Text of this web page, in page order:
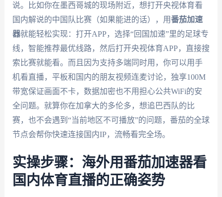
说。比如你在墨西哥城的现场附近，想打开央视体育看
国内解说的中国队比赛（如果能进的话），用番茄加速
器就能轻松实现：打开APP，选择“回国加速”里的足球专
线，智能推荐最优线路，然后打开央视体育APP，直接搜
索比赛就能看。而且因为支持多端同时用，你可以用手
机看直播，平板和国内的朋友视频连麦讨论，独享100M
带宽保证画面不卡，数据加密也不用担心公共WiFi的安
全问题。就算你在加拿大的多伦多，想追巴西队的比
赛，也不会遇到“当前地区不可播放”的问题，番茄的全球
节点会帮你快速连接国内IP，流畅看完全场。
实操步骤：海外用番茄加速器看
国内体育直播的正确姿势